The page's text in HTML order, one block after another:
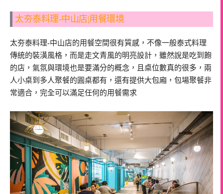
太夯泰料理-中山店|用餐環境
太夯泰料理-中山店的用餐空間很有質感，不像一般泰式料理
傳統的裝潢風格，而是走文青風的明亮設計，雖然說是吃到飽
的店，氣氛與環境也是要滿分的概念，且桌位數真的很多，兩
人小桌到多人聚餐的圓桌都有，還有提供大包廂，包場聚餐非
常適合，完全可以滿足任何的用餐需求